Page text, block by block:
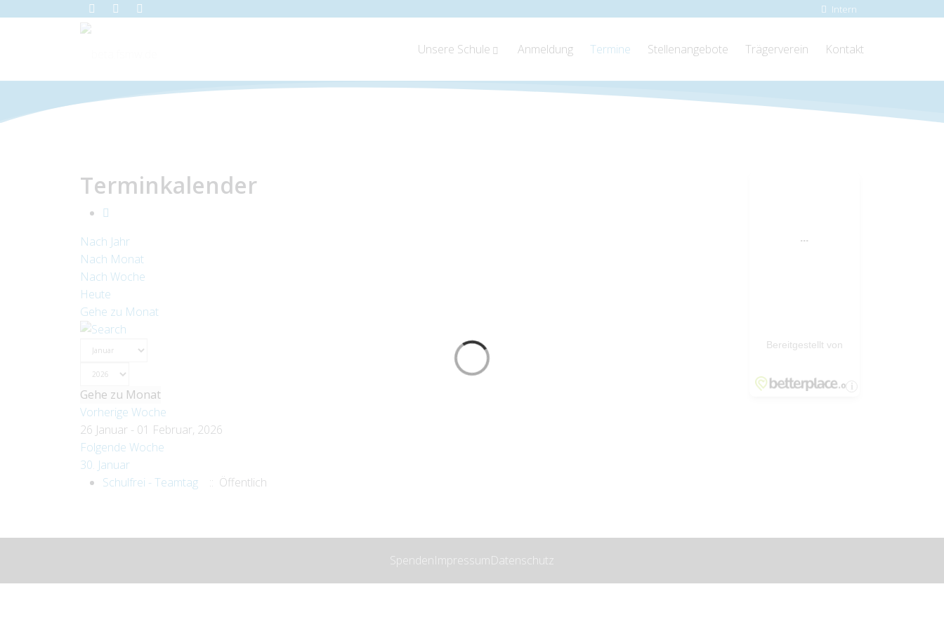
Intern
Unsere Schule Anmeldung Termine Stellenangebote Trägerverein Kontakt
Terminkalender
Nach Jahr
Nach Monat
Nach Woche
Heute
Gehe zu Monat
Gehe zu Monat
Vorherige Woche
26 Januar - 01 Februar, 2026
Folgende Woche
30. Januar
Schulfrei - Teamtag
:: Öffentlich
SpendenImpressumDatenschutz